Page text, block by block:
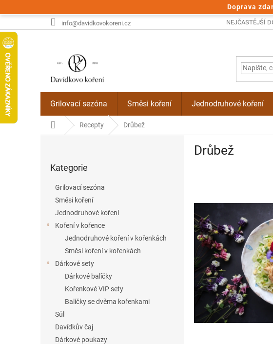
Doprava
na
info@davidkovokoreni.cz NEJČASTĚJŠÍ
Grilovací sezóna Směsi koření Jednodruhové koření
Domů Recepty Drůbež
kategorie
Kategorie
Grilovací sezóna
Směsi koření
Jednodruhové koření
Koření v kořence
Jednodruhové koření v kořenkách
Směsi koření v kořenkách
Dárkové sety
Dárkové balíčky
Kořenkové VIP sety
Balíčky se dvěma kořenkami
Sůl
Davídkův čaj
Dárkové poukazy
Drůbež
ý
p
č
l
á